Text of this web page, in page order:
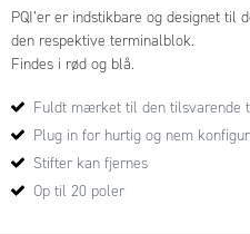
PQI’er er indstikbare og designet
den respektive terminalblok.
Findes i rød og blå.
Fuldt mærket til den tilsvarende
Plug in for hurtig og nem
Stifter kan fjernes
Op til 20 poler